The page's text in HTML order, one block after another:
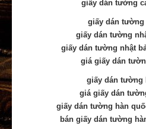
giấy dán tường
giấy dán tường
giấy dán tường
giấy dán tường nhật
giá giấy dán
giấy dán tường
giá giấy dán
giấy dán tường hàn
bán giấy dán tường